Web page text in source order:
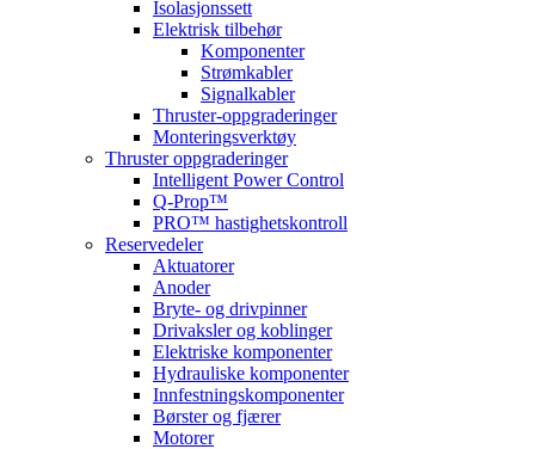
Isolasjonssett
Elektrisk tilbehør
Komponenter
Strømkabler
Signalkabler
Thruster-oppgraderinger
Monteringsverktøy
Thruster oppgraderinger
Intelligent Power Control
Q-Prop™
PRO™ hastighetskontroll
Reservedeler
Aktuatorer
Anoder
Bryte- og drivpinner
Drivaksler og koblinger
Elektriske komponenter
Hydrauliske komponenter
Innfestningskomponenter
Børster og fjærer
Motorer